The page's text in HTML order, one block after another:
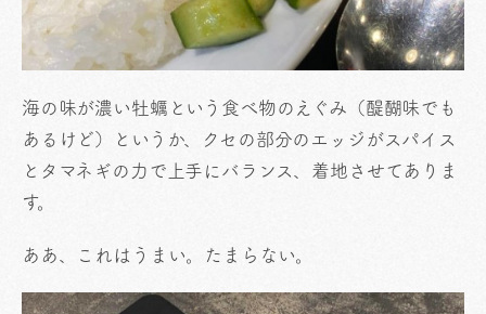
海の味が濃い牡蠣という食べ物のえぐみ（醍醐味でも
あるけど）というか、クセの部分のエッジがスパイス
とタマネギの力で上手にバランス、着地させてありま
す。
ああ、これはうまい。たまらない。